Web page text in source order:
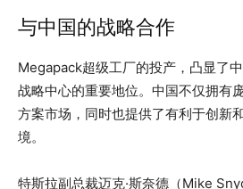
与中国的战略合作
Megapack超级工厂的投产，凸显了
战略中心的重要地位。中国不仅拥有
方案市场，同时也提供了有利于创新
境。
特斯拉副总裁迈克·斯奈德（Mike